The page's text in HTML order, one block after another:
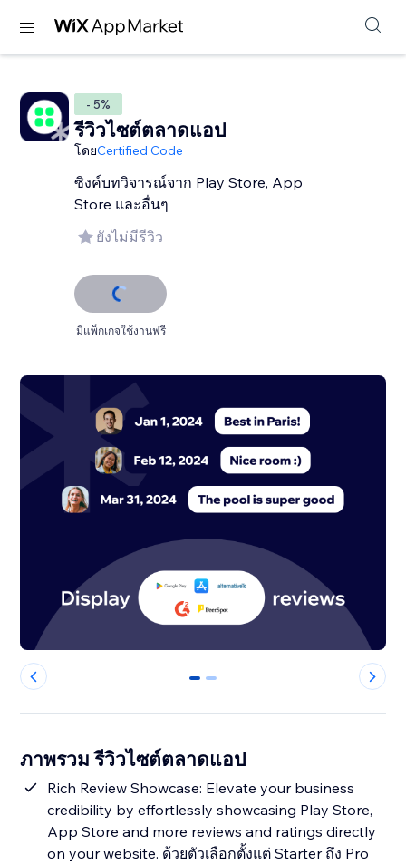
- 5%
รีวิวไซต์ตลาดแอป
โดยCertified Code
ซิงค์บทวิจารณ์จาก Play Store, App
Store และอื่นๆ
ยังไม่มีรีวิว
มีแพ็กเกจใช้งานฟรี
0 1
ภาพรวม รีวิวไซต์ตลาดแอป
Rich Review Showcase: Elevate your business
credibility by effortlessly showcasing Play Store,
App Store and more reviews and ratings directly
on your website. ด้วยตัวเลือกตั้งแต่ Starter ถึง Pro